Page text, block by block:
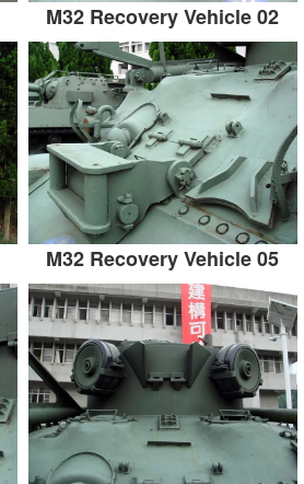
M32 Recovery Vehicle 02
M32 Recovery Vehicle 05